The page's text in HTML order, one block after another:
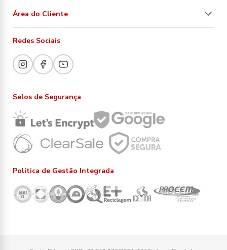
Área do Cliente
Redes Sociais
Selos de Segurança
Política de Gestão Integrada